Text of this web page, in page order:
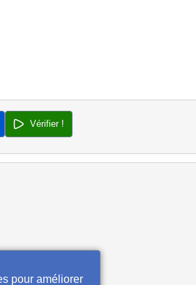
Vérifier !
pour améliorer